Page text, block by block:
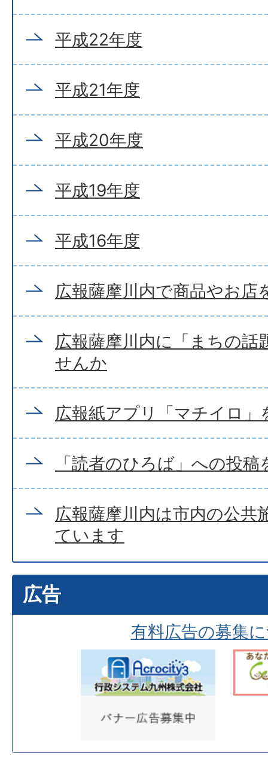
平成22年度
平成21年度
平成20年度
平成19年度
平成16年度
広報薩摩川内で商品やお店
広報薩摩川内に「まちの話
せんか
広報紙アプリ「マチイロ
「読者のひろば」への投
広報薩摩川内は市内の公共
ています
広告
有料広告の募集